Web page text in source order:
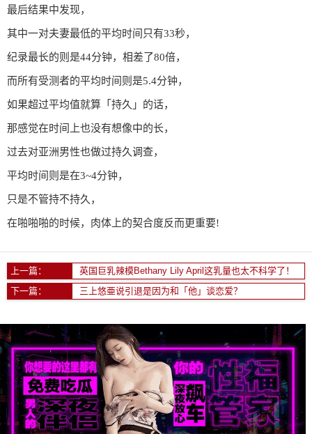
最后结果中发现，
其中一对夫妻最低的平均时间只有33秒，
纪录最长的则是44分钟，相差了80倍，
而所有受测者的平均时间则是5.4分钟，
如果超过平均值就算「持久」的话，
那感觉在时间上也没有想像中的长，
过去对亚洲男性也做过持久调查，
平均时间则是在3~4分钟，
只是不管持不持久，
在啪啪啪的时候，肉体上的契合度反而更重要!
上一篇：
英国巨乳辣模Bethany Lily April这乳量也太不科学了！
下一篇：
三上悠亜说引退是因为和「他」谈恋爱？